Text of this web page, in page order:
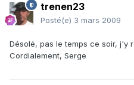
trenen23
Posté(e) 3 mars 2009
Désolé, pas le temps ce soir, j'y
Cordialement, Serge